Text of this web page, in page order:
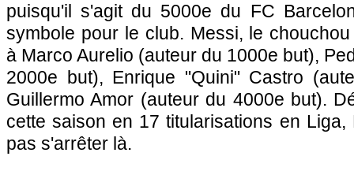
puisqu'il s'agit du 5000e du FC
symbole pour le club. Messi, le
à Marco Aurelio (auteur du 1000e but),
2000e but), Enrique "Quini" Castro
Guillermo Amor (auteur du 4000e but).
cette saison en 17 titularisations en
pas s'arrêter là.